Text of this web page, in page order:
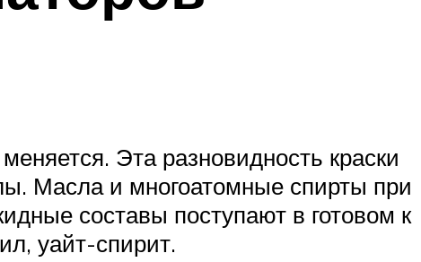
Эта разновидность краски
Масла и многоатомные спирты при
составы поступают в готовом к
уайт-спирит.